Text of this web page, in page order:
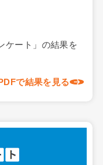
ケート」の結果を
で結果を見る